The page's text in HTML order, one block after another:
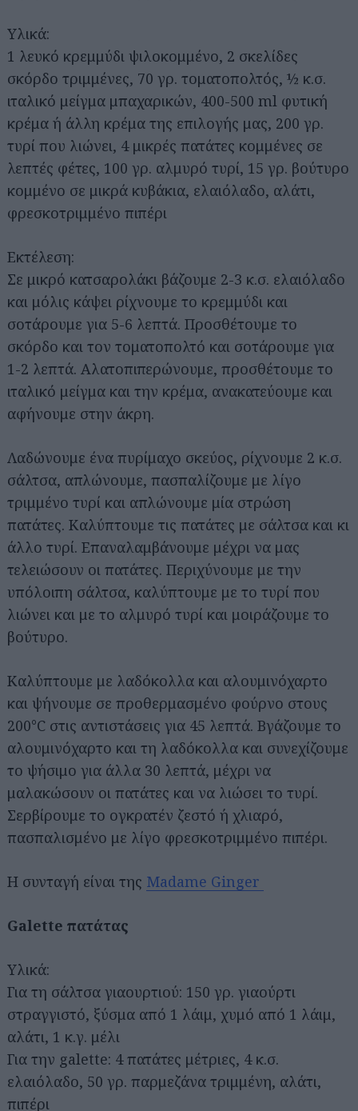
Υλικά:
1 λευκό κρεμμύδι ψιλοκομμένο, 2 σκελίδες
σκόρδο τριμμένες, 70 γρ. τοματοπολτός, ½ κ.σ.
ιταλικό μείγμα μπαχαρικών, 400-500 ml φυτική
κρέμα ή άλλη κρέμα της επιλογής μας, 200 γρ.
τυρί που λιώνει, 4 μικρές πατάτες κομμένες σε
λεπτές φέτες, 100 γρ. αλμυρό τυρί, 15 γρ. βούτυρο
κομμένο σε μικρά κυβάκια, ελαιόλαδο, αλάτι,
φρεσκοτριμμένο πιπέρι
Εκτέλεση:
Σε μικρό κατσαρολάκι βάζουμε 2-3 κ.σ. ελαιόλαδο
και μόλις κάψει ρίχνουμε το κρεμμύδι και
σοτάρουμε για 5-6 λεπτά. Προσθέτουμε το
σκόρδο και τον τοματοπολτό και σοτάρουμε για
1-2 λεπτά. Αλατοπιπερώνουμε, προσθέτουμε το
ιταλικό μείγμα και την κρέμα, ανακατεύουμε και
αφήνουμε στην άκρη.
Λαδώνουμε ένα πυρίμαχο σκεύος, ρίχνουμε 2 κ.σ.
σάλτσα, απλώνουμε, πασπαλίζουμε με λίγο
τριμμένο τυρί και απλώνουμε μία στρώση
πατάτες. Καλύπτουμε τις πατάτες με σάλτσα και κι
άλλο τυρί. Επαναλαμβάνουμε μέχρι να μας
τελειώσουν οι πατάτες. Περιχύνουμε με την
υπόλοιπη σάλτσα, καλύπτουμε με το τυρί που
λιώνει και με το αλμυρό τυρί και μοιράζουμε το
βούτυρο.
Καλύπτουμε με λαδόκολλα και αλουμινόχαρτο
και ψήνουμε σε προθερμασμένο φούρνο στους
200°C στις αντιστάσεις για 45 λεπτά. Βγάζουμε το
αλουμινόχαρτο και τη λαδόκολλα και συνεχίζουμε
το ψήσιμο για άλλα 30 λεπτά, μέχρι να
μαλακώσουν οι πατάτες και να λιώσει το τυρί.
Σερβίρουμε το ογκρατέν ζεστό ή χλιαρό,
πασπαλισμένο με λίγο φρεσκοτριμμένο πιπέρι.
Η συνταγή είναι της Madame Ginger
Galette πατάτας
Υλικά:
Για τη σάλτσα γιαουρτιού: 150 γρ. γιαούρτι
στραγγιστό, ξύσμα από 1 λάιμ, χυμό από 1 λάιμ,
αλάτι, 1 κ.γ. μέλι
Για την galette: 4 πατάτες μέτριες, 4 κ.σ.
ελαιόλαδο, 50 γρ. παρμεζάνα τριμμένη, αλάτι,
πιπέρι